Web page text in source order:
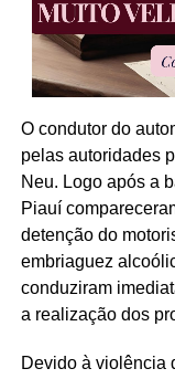
O condutor do
pelas autoridades
Neu. Logo após a
Piauí
detenção do
embriaguez
conduziram
a realização dos
Devido à violência